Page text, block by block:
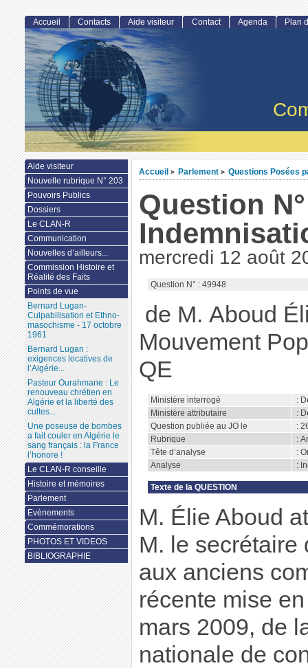
Accueil > Parlement > Questions Posées
Question
mercredi 12 août
Question N° : 49948
de M. Aboud
Mouvement
QE
Ministère interrogé
:
Ministère attributaire
:
Question publiée au JO le
:
Rubrique
:
Tête d’analyse
:
Analyse
:
Texte de la QUESTION
M. Élie Aboud
M. le secrétaire
aux anciens
récente mise
mars 2009, de
nationale de
Accueil Contacts Aide visiteur Contact Agenda Plan
Aide visiteur
Nouvelle rubrique N° 203
Pouvoirs Publics
Dossiers
Le CLAN-R
Communication
Nouvelles d’ailleurs...
Commission Histoire et
Réalité des Faits
Points de vue
Bernard Lugan-
Culpabilisation et Ethno-
masochisme - 17 octobre
1961
Bernard Lugan :
exigences locatives de
l’Algérie...
Pasteur Ourahmane : Le
renouveau chrétien en
Algérie et la liberté des
cultes...
Une poseuse de bombes
a fait couler en Algérie le
sang français : la France
l’honore !
Le CLAN-R conseille
Histoire et mémoires
Parlement
Evènements
Commémorations
PHOTOS ET VIDEOS
BIBLIOGRAPHIE